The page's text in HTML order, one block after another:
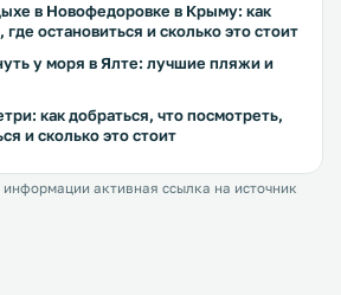
в Новофедоровке в Крыму: как
где остановиться и сколько это стоит
у моря в Ялте: лучшие пляжи и
как добраться, что посмотреть,
и сколько это стоит
активная ссылка на источник